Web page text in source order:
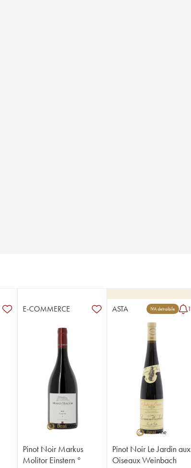
E-COMMERCE
Pinot Noir Markus
Molitor Einstern °
ASTA IVA detraibile 1
Pinot Noir Le Jardin aux
Oiseaux Weinbach